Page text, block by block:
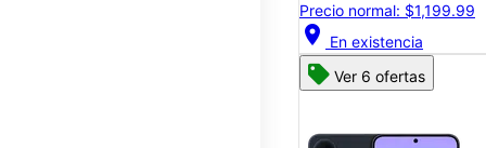
Precio normal: $1,199.99
location_on En existencia
Ver 6 ofertas